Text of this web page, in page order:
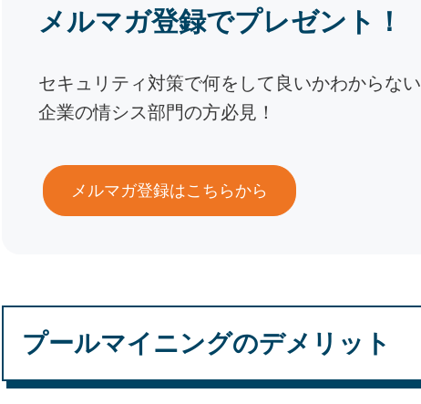
メルマガ登録でプレゼント！
セキュリティ対策で何をして良いかわからない
企業の情シス部門の方必見！
メルマガ登録はこちらから
プールマイニングのデメリット